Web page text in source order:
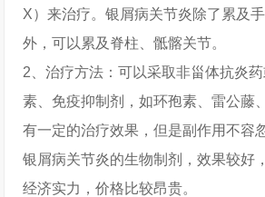
X）来治疗。银屑病关节炎除了累及
外，可以累及脊柱、骶髂关节。
2、治疗方法：可以采取非甾体抗炎
素、免疫抑制剂，如环孢素、雷公藤
有一定的治疗效果，但是副作用不容
银屑病关节炎的生物制剂，效果较好
经济实力，价格比较昂贵。